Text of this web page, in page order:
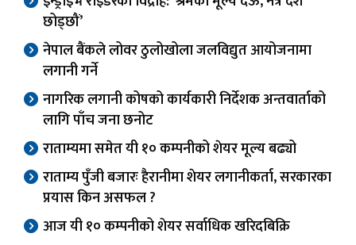
छोड्छौं’
नेपाल बैंकले लोवर ठुलोखोला जलविद्युत आयोजनामा
लगानी गर्ने
नागरिक लगानी कोषको कार्यकारी निर्देशक अन्तवार्ताको
लागि पाँच जना छनोट
राताम्यमा समेत यी १० कम्पनीको शेयर मूल्य बढ्यो
राताम्य पुँजी बजारः हैरानीमा शेयर लगानीकर्ता, सरकारका
प्रयास किन असफल ?
आज यी १० कम्पनीको शेयर सर्वाधिक खरिदबिक्रि